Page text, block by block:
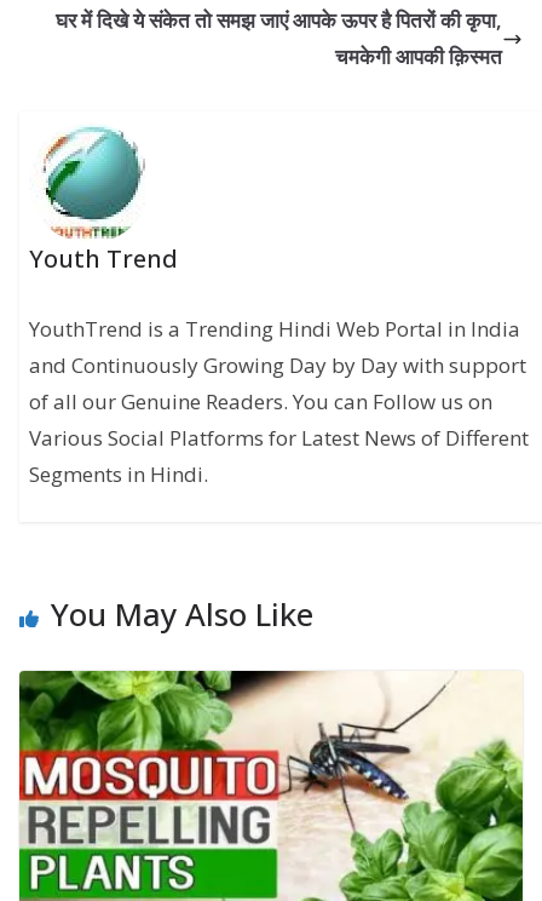
घर में दिखे ये संकेत तो समझ जाएं आपके ऊपर है पितरों की कृपा,
चमकेगी आपकी क़िस्मत
Youth Trend
YouthTrend is a Trending Hindi Web Portal in India
and Continuously Growing Day by Day with support
of all our Genuine Readers. You can Follow us on
Various Social Platforms for Latest News of Different
Segments in Hindi.
You May Also Like